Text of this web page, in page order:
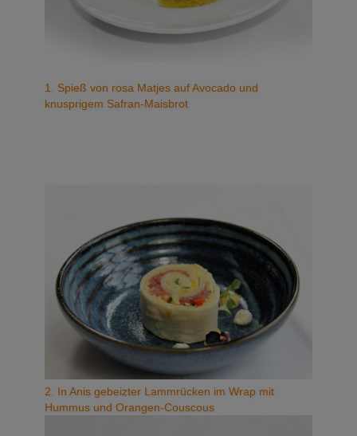
1. Spieß von rosa Matjes auf Avocado und
knusprigem Safran-Maisbrot
2. In Anis gebeizter Lammrücken im Wrap mit
Hummus und Orangen-Couscous